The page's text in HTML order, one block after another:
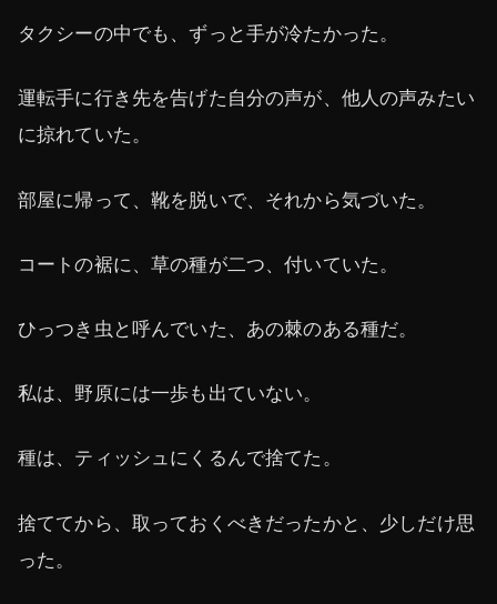
タクシーの中でも、ずっと手が冷たかった。
運転手に行き先を告げた自分の声が、他人の声みたい
に掠れていた。
部屋に帰って、靴を脱いで、それから気づいた。
コートの裾に、草の種が二つ、付いていた。
ひっつき虫と呼んでいた、あの棘のある種だ。
私は、野原には一歩も出ていない。
種は、ティッシュにくるんで捨てた。
捨ててから、取っておくべきだったかと、少しだけ思
った。